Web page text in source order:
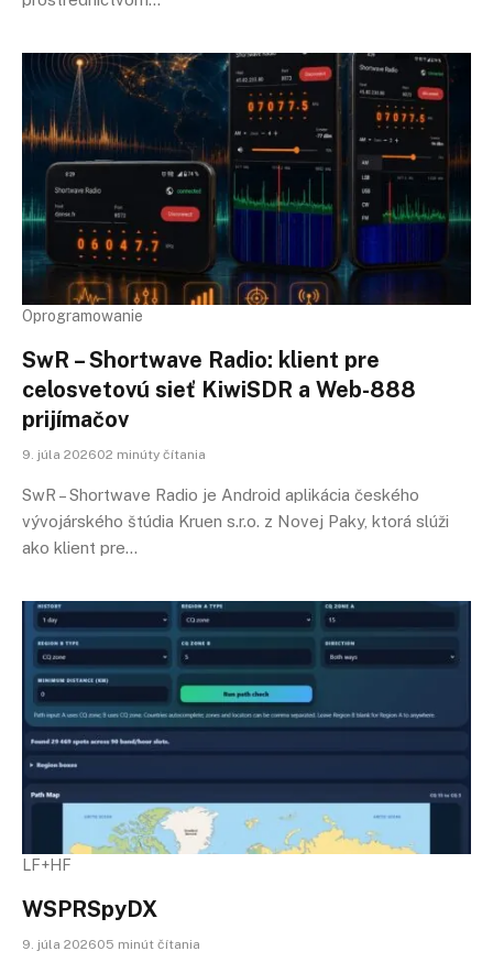
Oprogramowanie
SwR – Shortwave Radio: klient pre
celosvetovú sieť KiwiSDR a Web-888
prijímačov
9. júla 202602 minúty čítania
SwR – Shortwave Radio je Android aplikácia českého
vývojárského štúdia Kruen s.r.o. z Novej Paky, ktorá slúži
ako klient pre…
LF+HF
WSPRSpyDX
9. júla 202605 minút čítania